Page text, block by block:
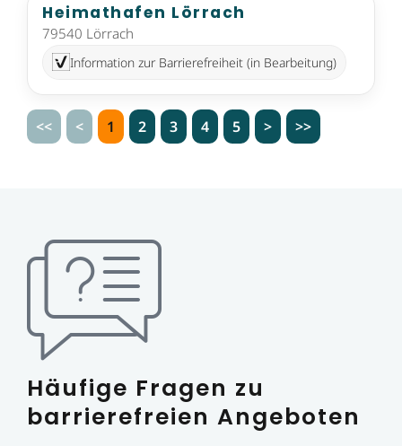
Heimathafen Lörrach
79540 Lörrach
Information zur Barrierefreiheit (in Bearbeitung)
<< < 1 2 3 4 5 > >>
Häufige Fragen zu
barrierefreien Angeboten